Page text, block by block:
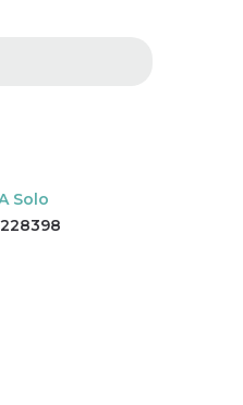
Solo